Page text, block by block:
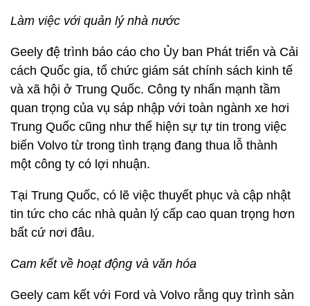
Làm việc với quản lý nhà nước
Geely đệ trình báo cáo cho Ủy ban Phát triển và Cải
cách Quốc gia, tổ chức giám sát chính sách kinh tế
và xã hội ở Trung Quốc. Công ty nhấn mạnh tầm
quan trọng của vụ sáp nhập với toàn ngành xe hơi
Trung Quốc cũng như thể hiện sự tự tin trong việc
biến Volvo từ trong tình trạng đang thua lỗ thành
một công ty có lợi nhuận.
Tại Trung Quốc, có lẽ việc thuyết phục và cập nhật
tin tức cho các nhà quản lý cấp cao quan trọng hơn
bất cứ nơi đâu.
Cam kết về hoạt động và văn hóa
Geely cam kết với Ford và Volvo rằng quy trình sản